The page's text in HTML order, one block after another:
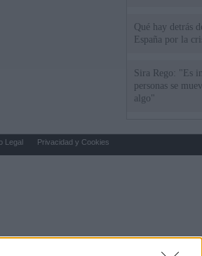
Qué hay detrás
España por la
Sira Rego: "Es
personas se
algo"
Legal Privacidad y Cookies